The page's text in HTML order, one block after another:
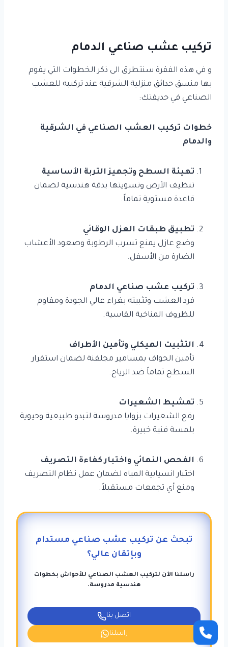
تركيب عشب صناعي الدمام
و في هذه الفقرة سنتطرق الى ذكر الخطوات التي يقوم
بها منسق حدائق منزلية الشرقية عند تركيبه للعشب
الصناعي في حديقتك:
خطوات تركيب العشب الصناعي في الشرقية
والدمام
تهيئة السطح وتجهيز التربة الأساسية
تنظيف الأرض وتسويتها بدقة هندسية لضمان
قاعدة مستوية تماماً.
تطبيق طبقات العزل الوقائي
وضع عازل يمنع تسرب الرطوبة وصعود الأعشاب
الضارة من الأسفل.
تركيب عشب صناعي الدمام
فرد العشب وتثبيته بغراء عالي الجودة ومقاوم
للظروف المناخية القاسية.
التثبيت الهيكلي وتأمين الأطراف
تأمين الحواف بمسامير مجلفنة لضمان استقرار
السطح تماماً ضد الرياح.
تمشيط الشعيرات
رفع الشعيرات بزوايا مدروسة لتبدو طبيعية وحيوية
بلمسة فنية خبيرة.
الفحص النهائي واختبار كفاءة التصريف
اختبار انسيابية المياه لضمان عمل نظام التصريف
ومنع أي تجمعات مستقبلاً.
تبحث عن تركيب عشب صناعي مستدام
وبإتقان عالي؟
راسلنا الآن لتركيب العشب الصناعي للأحواش بخطوات
هندسية مدروسة.
اتصل بنا
راسلنا